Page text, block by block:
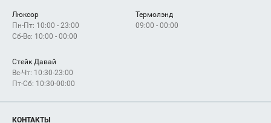
Люксор
Пн-Пт: 10:00 - 23:00
Сб-Вс: 10:00 - 00:00
Термолэнд
09:00 - 00:00
Стейк Давай
Вс-Чт: 10:30-23:00
Пт-Сб: 10:30-00:00
КОНТАКТЫ